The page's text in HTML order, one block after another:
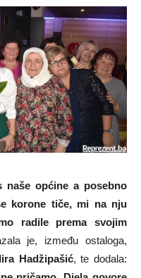
naše općine a posebno
korone tiče, mi na nju
radile prema svojim
je, između ostaloga,
Hadžipašić, te dodala: